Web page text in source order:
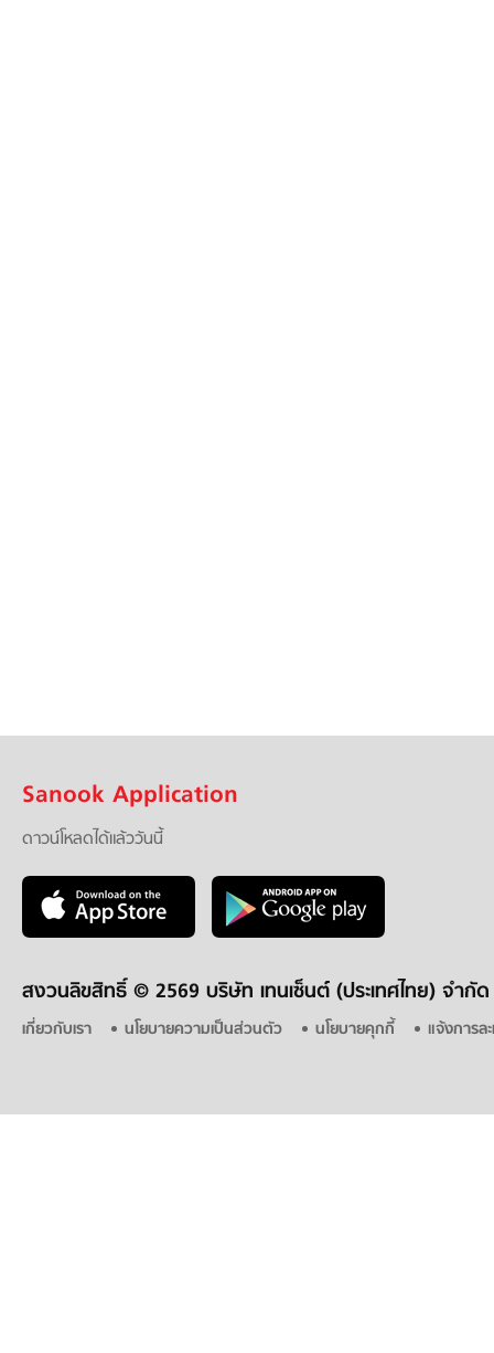
Sanook Application
ดาวน์โหลดได้แล้ววันนี้
สงวนลิขสิทธิ์ © 2569 บริษัท เทนเซ็นต์ (ประเทศไทย) จำกัด
เกี่ยวกับเรา นโยบายความเป็นส่วนตัว นโยบายคุกกี้ แจ้งการล